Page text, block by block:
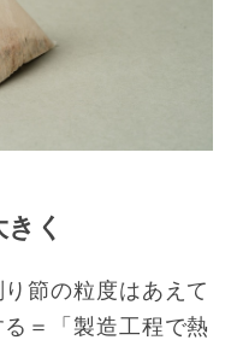
く
節の粒度はあえて
＝「製造工程で熱